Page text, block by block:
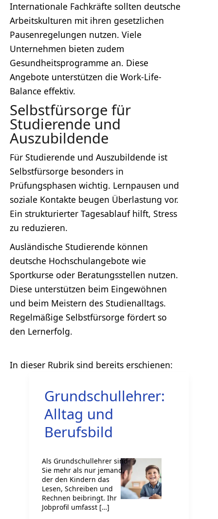
Internationale Fachkräfte sollten deutsche
Arbeitskulturen mit ihren gesetzlichen
Pausenregelungen nutzen. Viele
Unternehmen bieten zudem
Gesundheitsprogramme an. Diese
Angebote unterstützen die Work-Life-
Balance effektiv.
Selbstfürsorge für
Studierende und
Auszubildende
Für Studierende und Auszubildende ist
Selbstfürsorge besonders in
Prüfungsphasen wichtig. Lernpausen und
soziale Kontakte beugen Überlastung vor.
Ein strukturierter Tagesablauf hilft, Stress
zu reduzieren.
Ausländische Studierende können
deutsche Hochschulangebote wie
Sportkurse oder Beratungsstellen nutzen.
Diese unterstützen beim Eingewöhnen
und beim Meistern des Studienalltags.
Regelmäßige Selbstfürsorge fördert so
den Lernerfolg.
Grundschullehrer:
Alltag und
Berufsbild
Als Grundschullehrer sind
Sie mehr als nur jemand,
der den Kindern das
Lesen, Schreiben und
Rechnen beibringt. Ihr
Jobprofil umfasst […]